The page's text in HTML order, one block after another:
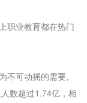
职业教育都在热门
可动摇的需要。
数超过1.74亿，相